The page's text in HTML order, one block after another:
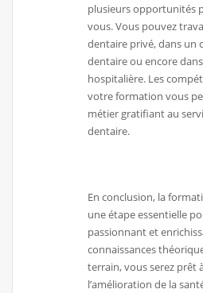
plusieurs opportunités
vous. Vous pouvez
dentaire privé, dans un
dentaire ou encore
hospitalière. Les
votre formation vous
métier gratifiant au
dentaire.
En conclusion, la
une étape essentielle
passionnant et
connaissances
terrain, vous serez prêt
l’amélioration de la